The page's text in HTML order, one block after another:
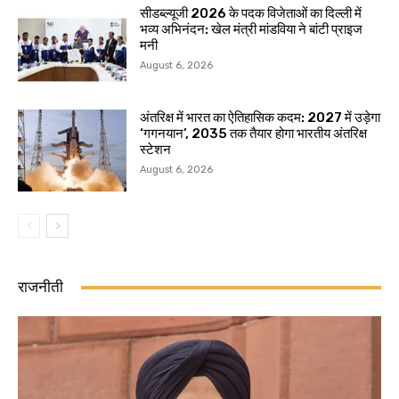
सीडब्ल्यूजी 2026 के पदक विजेताओं का दिल्ली में
भव्य अभिनंदन: खेल मंत्री मांडविया ने बांटी प्राइज
मनी
August 6, 2026
अंतरिक्ष में भारत का ऐतिहासिक कदम: 2027 में उड़ेगा
‘गगनयान’, 2035 तक तैयार होगा भारतीय अंतरिक्ष
स्टेशन
August 6, 2026
राजनीती